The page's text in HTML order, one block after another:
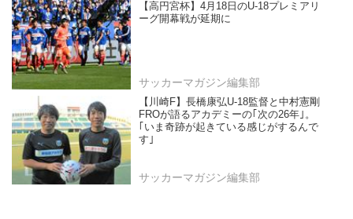
【高円宮杯】4月18日のU-18プレミアリ
ーグ開幕戦が延期に
サッカーマガジン編集部
【川崎F】長橋康弘U-18監督と中村憲剛
FROが語るアカデミーの｢次の26年｣。
｢いま奇跡が起きている感じがするんで
す｣
サッカーマガジン編集部